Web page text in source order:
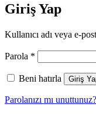
Giriş Yap
Kullanıcı adı veya e-
Parola *
Beni hatırla Giriş
Parolanızı mı unuttunuz?